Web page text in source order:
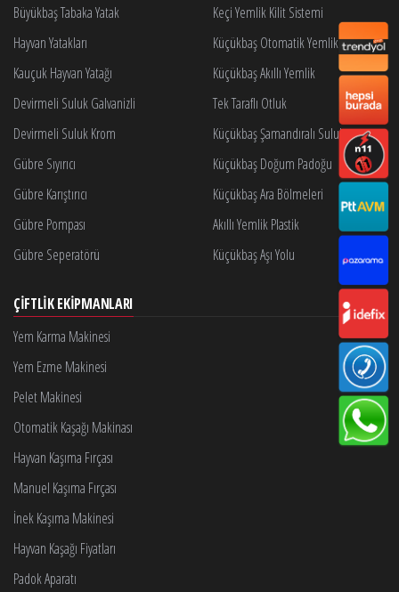
Büyükbaş Tabaka Yatak
Hayvan Yatakları
Kauçuk Hayvan Yatağı
Devirmeli Suluk Galvanizli
Devirmeli Suluk Krom
Gübre Sıyırıcı
Gübre Karıştırıcı
Gübre Pompası
Gübre Seperatörü
Keçi Yemlik Kilit Sistemi
Küçükbaş Otomatik Yemlik Kilidi
Küçükbaş Akıllı Yemlik
Tek Taraflı Otluk
Küçükbaş Şamandıralı Suluk
Küçükbaş Doğum Padoğu
Küçükbaş Ara Bölmeleri
Akıllı Yemlik Plastik
Küçükbaş Aşı Yolu
ÇIFTLIK EKIPMANLARI
Yem Karma Makinesi
Yem Ezme Makinesi
Pelet Makinesi
Otomatik Kaşağı Makinası
Hayvan Kaşıma Fırçası
Manuel Kaşıma Fırçası
İnek Kaşıma Makinesi
Hayvan Kaşağı Fiyatları
Padok Aparatı